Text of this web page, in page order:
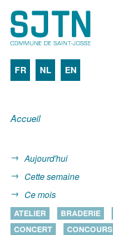
FR NL EN
Accueil
Aujourd'hui
Cette semaine
Ce mois
ATELIER BRADERIE
CONCERT
CONCOURS